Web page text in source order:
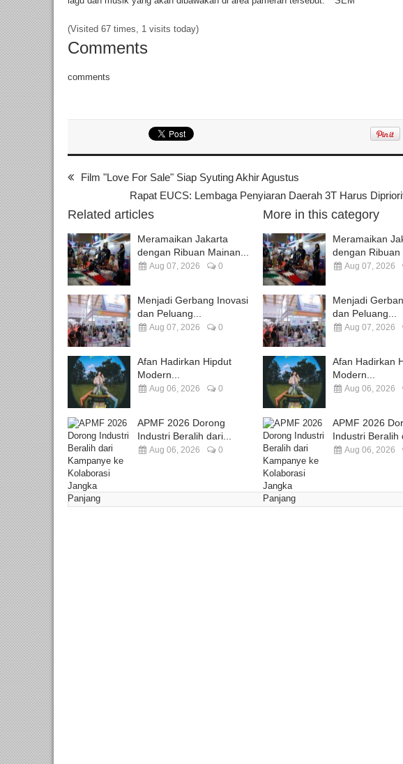
(Visited 67 times, 1 visits today)
Comments
comments
Film "Love For Sale" Siap Syuting Akhir Agustus
Rapat EUCS: Lembaga Penyiaran Daerah 3T Harus
Related articles
Meramaikan Jakarta
dengan Ribuan Mainan...
Aug 07, 2026 0
Menjadi Gerbang Inovasi
dan Peluang...
Aug 07, 2026 0
Afan Hadirkan Hipdut
Modern...
Aug 06, 2026 0
APMF 2026 Dorong
Industri Beralih dari...
Aug 06, 2026 0
More in this category
Meramaikan
dengan Ribuan
Aug 07, 2026
Menjadi
dan Peluang...
Aug 07, 2026
Afan Hadirkan
Modern...
Aug 06, 2026
APMF 2026
Industri Beralih
Aug 06, 2026